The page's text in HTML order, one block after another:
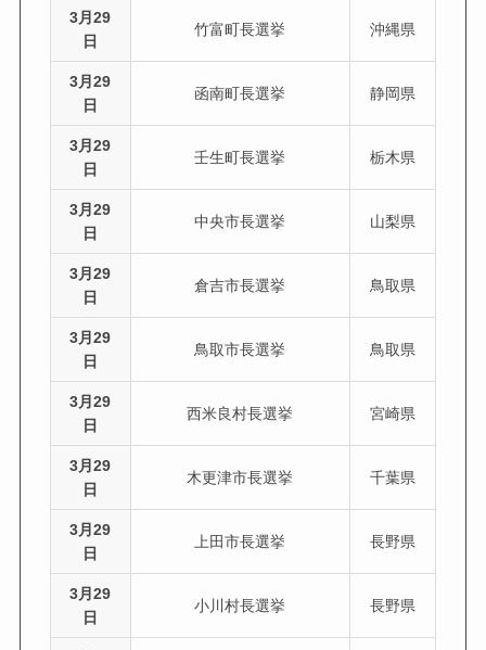
3月29
日
竹富町長選挙 沖縄県
3月29
日
函南町長選挙 静岡県
3月29
日
壬生町長選挙 栃木県
3月29
日
中央市長選挙 山梨県
3月29
日
倉吉市長選挙 鳥取県
3月29
日
鳥取市長選挙 鳥取県
3月29
日
西米良村長選挙 宮崎県
3月29
日
木更津市長選挙 千葉県
3月29
日
上田市長選挙 長野県
3月29
日
小川村長選挙 長野県